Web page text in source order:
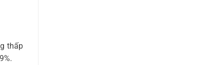
thấp